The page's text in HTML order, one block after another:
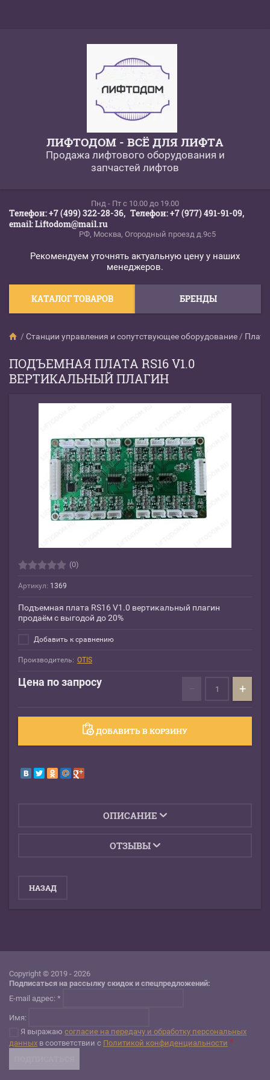
ЛИФТОДОМ - ВСЁ ДЛЯ ЛИФТА
Продажа лифтового оборудования и
запчастей лифтов
Пнд - Пт c 10.00 до 19.00
Телефон: +7 (499) 322-28-36, Телефон: +7 (977) 491-91-09,
email: Liftodom@mail.ru
РФ, Москва, Огородный проезд д.9с5
Рекомендуем уточнять актуальную цену у наших
менеджеров.
КАТАЛОГ ТОВАРОВ БРЕНДЫ
/ Станции управления и сопутствующее оборудование /
ПОДЪЕМНАЯ ПЛАТА RS16 V1.0
ВЕРТИКАЛЬНЫЙ ПЛАГИН
(0)
Артикул: 1369
Подъемная плата RS16 V1.0 вертикальный плагин
продаём с выгодой до 20%
Добавить к сравнению
Производитель: OTIS
Цена по запросу +
ДОБАВИТЬ В КОРЗИНУ
ОПИСАНИЕ
ОТЗЫВЫ
НАЗАД
Copyright © 2019 - 2026
Подписаться на рассылку скидок и спецпредложений:
E-mail адрес: *
Имя:
Я выражаю согласие на передачу и обработку персональных
данных в соответствии с Политикой конфиденциальности *